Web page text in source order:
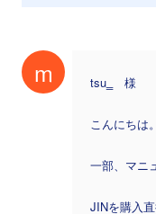
m tsu‗ 様
こんにちは。
一部、マニ
JINを購入